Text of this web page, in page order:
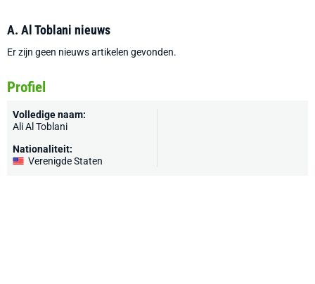
A. Al Toblani nieuws
Er zijn geen nieuws artikelen gevonden.
Profiel
Volledige naam:
Ali Al Toblani
Nationaliteit:
Verenigde Staten